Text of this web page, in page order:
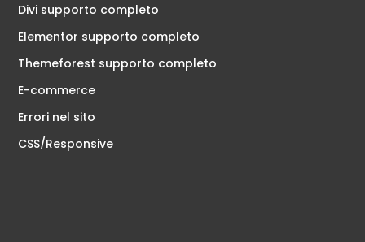
Divi supporto completo
Elementor supporto completo
Themeforest supporto completo
E-commerce
Errori nel sito
CSS/Responsive